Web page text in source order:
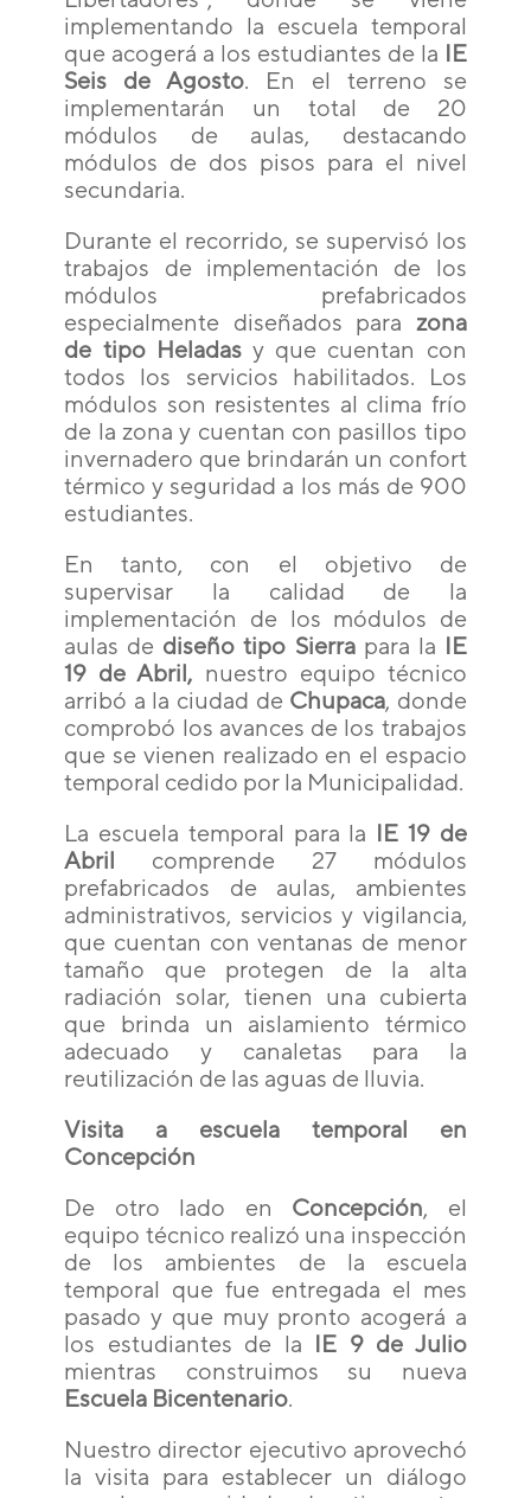
implementando la escuela temporal
que acogerá a los estudiantes de la IE
Seis de Agosto. En el terreno se
implementarán un total de 20
módulos de aulas, destacando
módulos de dos pisos para el nivel
secundaria.
Durante el recorrido, se supervisó los
trabajos de implementación de los
módulos prefabricados
especialmente diseñados para zona
de tipo Heladasy que cuentan con
todos los servicios habilitados. Los
módulos son resistentes al clima frío
de la zona y cuentan con pasillos tipo
invernadero que brindarán un confort
térmico y seguridad a los más de 900
estudiantes.
En tanto, con el objetivo de
supervisar la calidad de la
implementación de los módulos de
aulas de diseño tipo Sierrapara la IE
19 de Abril, nuestro equipo técnico
arribó a la ciudad de Chupaca, donde
comprobó los avances de los trabajos
que se vienen realizado en el espacio
temporal cedido por la Municipalidad.
La escuela temporal para la IE 19 de
Abril comprende 27 módulos
prefabricados de aulas, ambientes
administrativos, servicios y vigilancia,
que cuentan con ventanas de menor
tamaño que protegen de la alta
radiación solar, tienen una cubierta
que brinda un aislamiento térmico
adecuado y canaletas para la
reutilización de las aguas de lluvia.
Visita a escuela temporal en
Concepción
De otro lado en Concepción, el
equipo técnico realizó una inspección
de los ambientes de la escuela
temporal que fue entregada el mes
pasado y que muy pronto acogerá a
los estudiantes de la IE 9 de Julio
mientras construimos su nueva
Escuela Bicentenario.
Nuestro director ejecutivo aprovechó
la visita para establecer un diálogo